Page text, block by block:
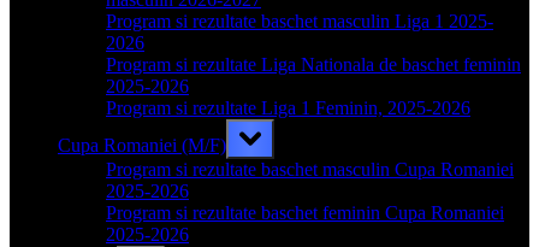
Program si rezultate baschet masculin Liga 1 2025-
2026
Program si rezultate Liga Nationala de baschet feminin
2025-2026
Program si rezultate Liga 1 Feminin, 2025-2026
Cupa Romaniei (M/F)
Toggle
sub-
menu
Program si rezultate baschet masculin Cupa Romaniei
2025-2026
Program si rezultate baschet feminin Cupa Romaniei
2025-2026